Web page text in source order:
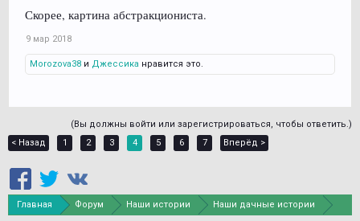
Скорее, картина абстракциониста.
9 мар 2018
Morozova38 и Джессика нравится это.
(Вы должны войти или зарегистрироваться, чтобы ответить.)
< Назад
1 2 3 4 5 6 7 Вперёд >
Главная Форум Наши истории Наши дачные истории